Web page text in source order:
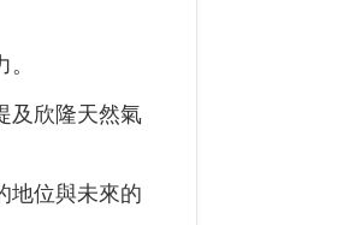
及欣隆天然氣
地位與未來的